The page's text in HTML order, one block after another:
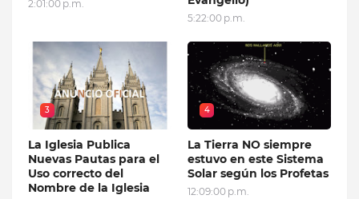
2:01:00 p.m.
5:22:00 p.m.
3
La Iglesia Publica
Nuevas Pautas para el
Uso correcto del
Nombre de la Iglesia
4
La Tierra NO siempre
estuvo en este Sistema
Solar según los Profetas
12:09:00 p.m.